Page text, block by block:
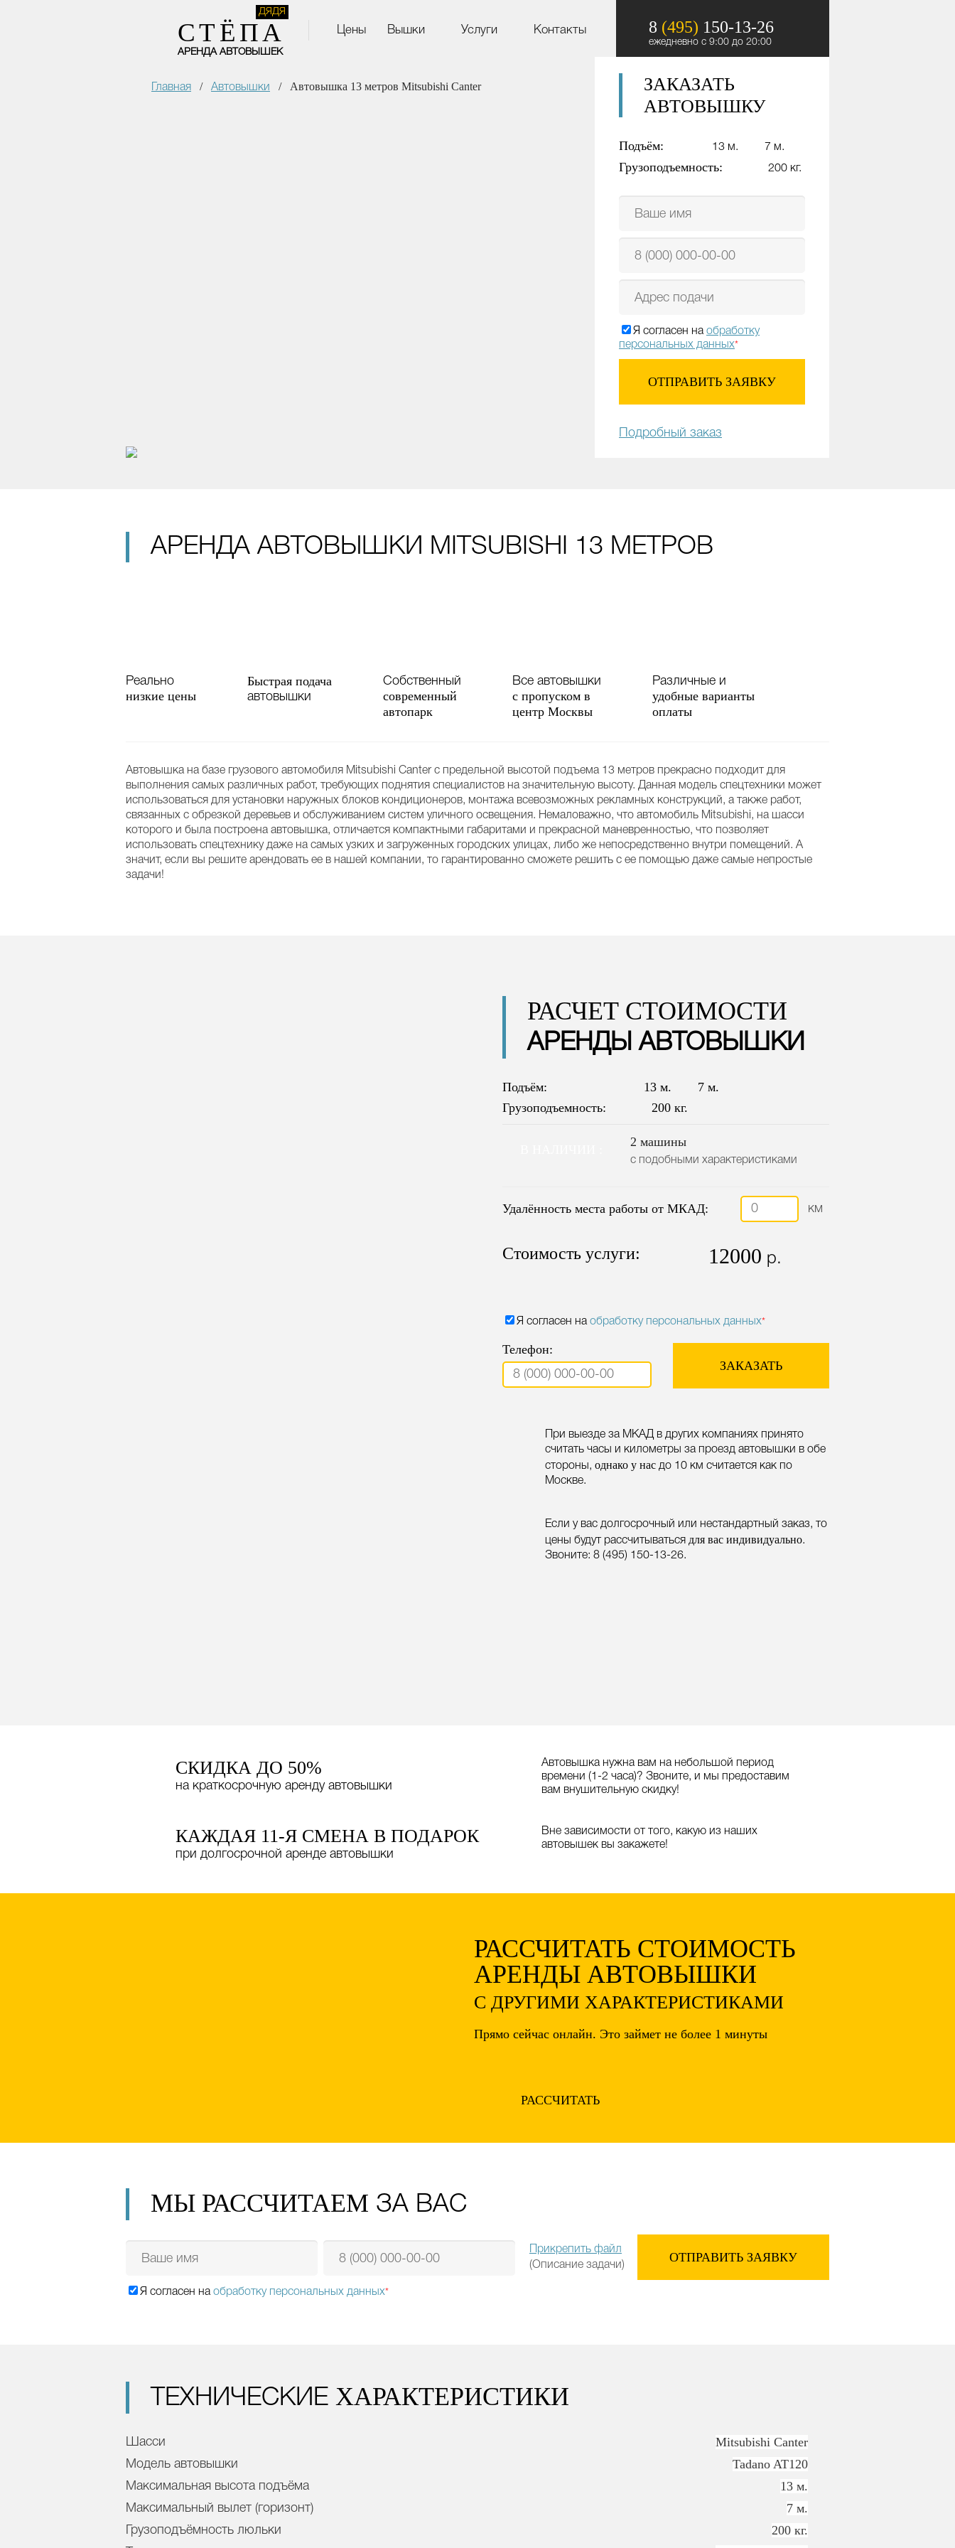
СТЁПА
АРЕНДА АВТОВЫШЕК
ДЯДЯ
Цены Вышки Услуги Контакты 8 (495) 150-13-26
ежедневно с 9:00 до 20:00
Главная / Автовышки / Автовышка 13 метров Mitsubishi Canter
ЗАКАЗАТЬ
АВТОВЫШКУ
Подъём: 13 м. 7 м.
Грузоподъемность: 200 кг.
Я согласен на обработку
персональных данных*
ОТПРАВИТЬ ЗАЯВКУ
Подробный заказ
АРЕНДА АВТОВЫШКИ MITSUBISHI 13 МЕТРОВ
Реально
низкие цены
Быстрая подача
автовышки
Собственный
современный
автопарк
Все автовышки
с пропуском в
центр Москвы
Различные и
удобные варианты
оплаты
Автовышка на базе грузового автомобиля Mitsubishi Canter с предельной высотой подъема 13 метров прекрасно подходит для
выполнения самых различных работ, требующих поднятия специалистов на значительную высоту. Данная модель спецтехники может
использоваться для установки наружных блоков кондиционеров, монтажа всевозможных рекламных конструкций, а также работ,
связанных с обрезкой деревьев и обслуживанием систем уличного освещения. Немаловажно, что автомобиль Mitsubishi, на шасси
которого и была построена автовышка, отличается компактными габаритами и прекрасной маневренностью, что позволяет
использовать спецтехнику даже на самых узких и загруженных городских улицах, либо же непосредственно внутри помещений. А
значит, если вы решите арендовать ее в нашей компании, то гарантированно сможете решить с ее помощью даже самые непростые
задачи!
РАСЧЕТ СТОИМОСТИ
АРЕНДЫ АВТОВЫШКИ
Подъём: 13 м.
7 м.
Грузоподъемность:
200 кг.
2 машины
с подобными характеристиками
Удалённость места работы от МКАД: км
Стоимость услуги: 12000 р.
Я согласен на обработку персональных данных*
Телефон:
ЗАКАЗАТЬ
При выезде за МКАД в других компаниях принято
считать часы и километры за проезд автовышки в обе
стороны, однако у нас до 10 км считается как по
Москве.
Если у вас долгосрочный или нестандартный заказ, то
цены будут рассчитываться для вас индивидуально.
Звоните: 8 (495) 150-13-26.
СКИДКА ДО 50%
на краткосрочную аренду автовышки
Автовышка нужна вам на небольшой период
времени (1-2 часа)? Звоните, и мы предоставим
вам внушительную скидку!
КАЖДАЯ 11-Я СМЕНА В ПОДАРОК
при долгосрочной аренде автовышки
Вне зависимости от того, какую из наших
автовышек вы закажете!
РАССЧИТАТЬ СТОИМОСТЬ
АРЕНДЫ АВТОВЫШКИ
С ДРУГИМИ ХАРАКТЕРИСТИКАМИ
Прямо сейчас онлайн. Это займет не более 1 минуты
РАССЧИТАТЬ
МЫ РАССЧИТАЕМ ЗА ВАС
Прикрепить файл
(Описание задачи)
Я согласен на обработку персональных данных*
ОТПРАВИТЬ ЗАЯВКУ
ТЕХНИЧЕСКИЕ ХАРАКТЕРИСТИКИ
Шасси Mitsubishi Canter
Модель автовышки Tadano AT120
Максимальная высота подъёма 13 м.
Максимальный вылет (горизонт) 7 м.
Грузоподъёмность люльки 200 кг.